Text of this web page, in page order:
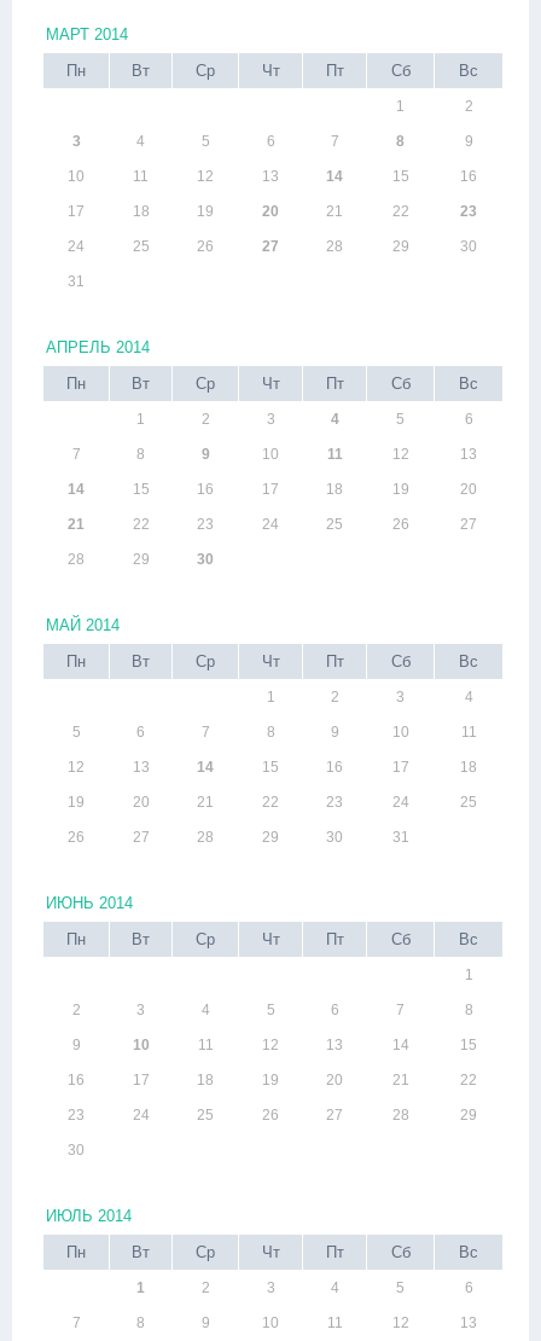
МАРТ 2014
Пн
Вт Ср Чт Пт Сб Вс
1 2
3 4 5 6 7 8 9
10 11 12 13 14 15 16
17 18 19 20 21 22 23
24 25 26 27 28 29 30
31
АПРЕЛЬ 2014
Пн
Вт Ср Чт Пт Сб Вс
1 2 3 4 5 6
7 8 9 10 11 12 13
14 15 16 17 18 19 20
21 22 23 24 25 26 27
28 29 30
МАЙ 2014
Пн
Вт Ср Чт Пт Сб Вс
1 2 3 4
5 6 7 8 9 10 11
12 13 14 15 16 17 18
19 20 21 22 23 24 25
26 27 28 29 30 31
ИЮНЬ 2014
Пн
Вт Ср Чт Пт Сб Вс
1
2 3 4 5 6 7 8
9 10 11 12 13 14 15
16 17 18 19 20 21 22
23 24 25 26 27 28 29
30
ИЮЛЬ 2014
Пн
Вт Ср Чт Пт Сб Вс
1 2 3 4 5 6
7 8 9 10 11 12 13